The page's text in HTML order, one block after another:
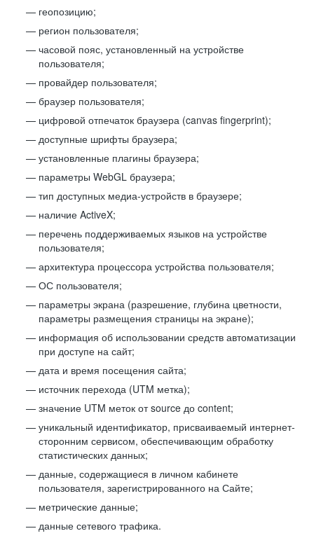
геопозицию;
регион пользователя;
часовой пояс, установленный на устройстве
пользователя;
провайдер пользователя;
браузер пользователя;
цифровой отпечаток браузера (canvas fingerprint);
доступные шрифты браузера;
установленные плагины браузера;
параметры WebGL браузера;
тип доступных медиа-устройств в браузере;
наличие ActiveX;
перечень поддерживаемых языков на устройстве
пользователя;
архитектура процессора устройства пользователя;
ОС пользователя;
параметры экрана (разрешение, глубина цветности,
параметры размещения страницы на экране);
информация об использовании средств автоматизации
при доступе на сайт;
дата и время посещения сайта;
источник перехода (UTM метка);
значение UTM меток от source до content;
уникальный идентификатор, присваиваемый интернет-
сторонним сервисом, обеспечивающим обработку
статистических данных;
данные, содержащиеся в личном кабинете
пользователя, зарегистрированного на Сайте;
метрические данные;
данные сетевого трафика.